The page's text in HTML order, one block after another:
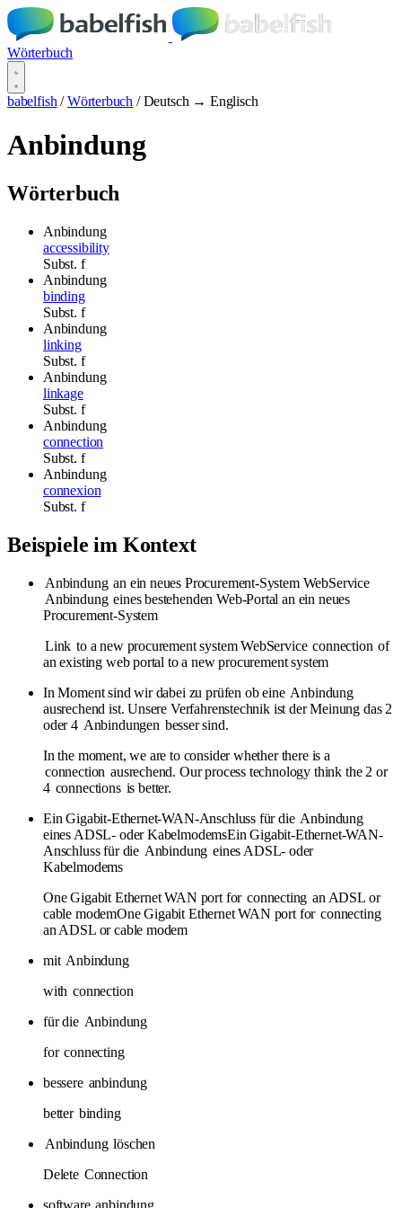
Wörterbuch
babelfish / Wörterbuch / Deutsch → Englisch
Anbindung
Wörterbuch
Anbindung
accessibility
Subst. f
Anbindung
binding
Subst. f
Anbindung
linking
Subst. f
Anbindung
linkage
Subst. f
Anbindung
connection
Subst. f
Anbindung
connexion
Subst. f
Beispiele im Kontext
Anbindung an ein neues Procurement-System WebService
Anbindung eines bestehenden Web-Portal an ein neues
Procurement-System
Link to a new procurement system WebService connection of
an existing web portal to a new procurement system
In Moment sind wir dabei zu prüfen ob eine Anbindung
ausrechend ist. Unsere Verfahrenstechnik ist der Meinung das 2
oder 4 Anbindungen besser sind.
In the moment, we are to consider whether there is a
connection ausrechend. Our process technology think the 2 or
4 connections is better.
Ein Gigabit-Ethernet-WAN-Anschluss für die Anbindung
eines ADSL- oder KabelmodemsEin Gigabit-Ethernet-WAN-
Anschluss für die Anbindung eines ADSL- oder
Kabelmodems
One Gigabit Ethernet WAN port for connecting an ADSL or
cable modemOne Gigabit Ethernet WAN port for connecting
an ADSL or cable modem
mit Anbindung
with connection
für die Anbindung
for connecting
bessere anbindung
better binding
Anbindung löschen
Delete Connection
software anbindung